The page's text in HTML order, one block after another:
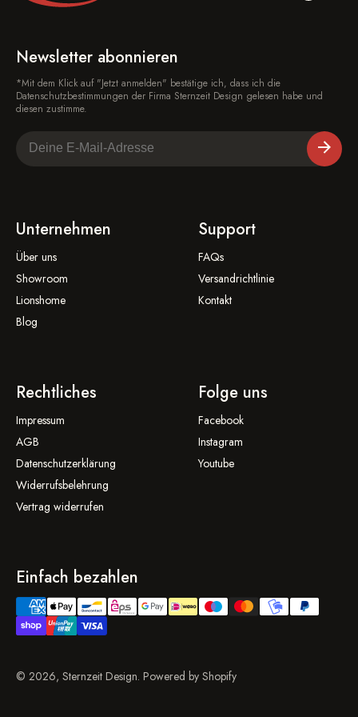
Newsletter abonnieren
*Mit dem Klick auf "Jetzt anmelden" bestätige ich, dass ich die
Datenschutzbestimmungen der Firma Sternzeit Design gelesen habe und
diesen zustimme.
Unternehmen
Über uns
Showroom
Lionshome
Blog
Support
FAQs
Versandrichtlinie
Kontakt
Rechtliches
Impressum
AGB
Datenschutzerklärung
Widerrufsbelehrung
Vertrag widerrufen
Folge uns
Facebook
Instagram
Youtube
Einfach bezahlen
© 2026, Sternzeit Design. Powered by Shopify